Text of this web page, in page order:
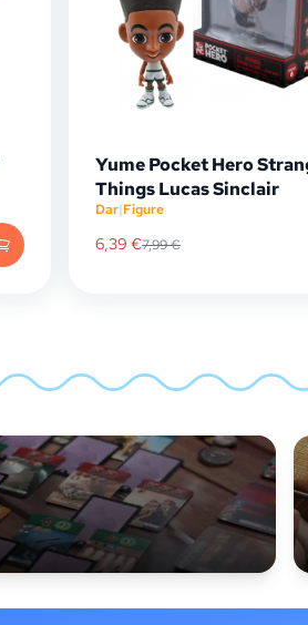
Yume Pocket Hero
Things Lucas Sinclair
Dar|Figure
6,39 €7,99€